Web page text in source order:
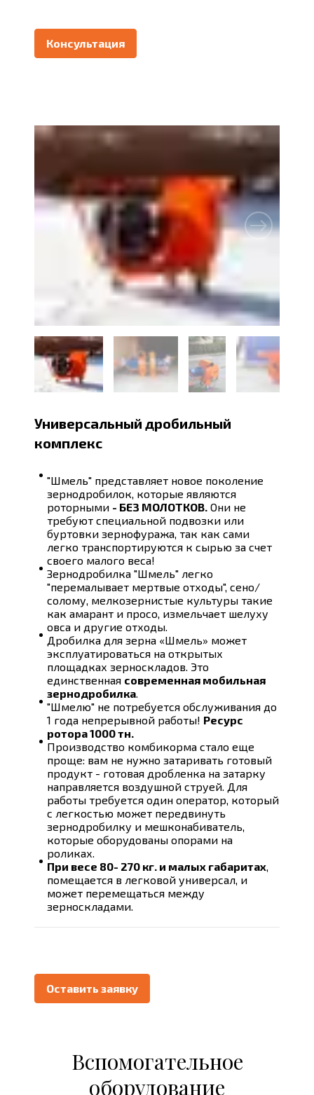
Консультация
Универсальный дробильный
комплекс
"Шмель" представляет новое поколение
зернодробилок, которые являются
роторными - БЕЗ МОЛОТКОВ. Они не
требуют специальной подвозки или
буртовки зернофуража, так как сами
легко транспортируются к сырью за счет
своего малого веса!
Зернодробилка "Шмель" легко
"перемалывает мертвые отходы", сено/
солому, мелкозернистые культуры такие
как амарант и просо, измельчает шелуху
овса и другие отходы.
Дробилка для зерна «Шмель» может
эксплуатироваться на открытых
площадках зерноскладов. Это
единственная современная мобильная
зернодробилка.
"Шмелю" не потребуется обслуживания до
1 года непрерывной работы! Ресурс
ротора 1000 тн.
Производство комбикорма стало еще
проще: вам не нужно затаривать готовый
продукт - готовая дробленка на затарку
направляется воздушной струей. Для
работы требуется один оператор, который
с легкостью может передвинуть
зернодробилку и мешконабиватель,
которые оборудованы опорами на
роликах.
При весе 80- 270 кг. и малых габаритах,
помещается в легковой универсал, и
может перемещаться между
зерноскладами.
Оставить заявку
Вспомогательное
оборудование